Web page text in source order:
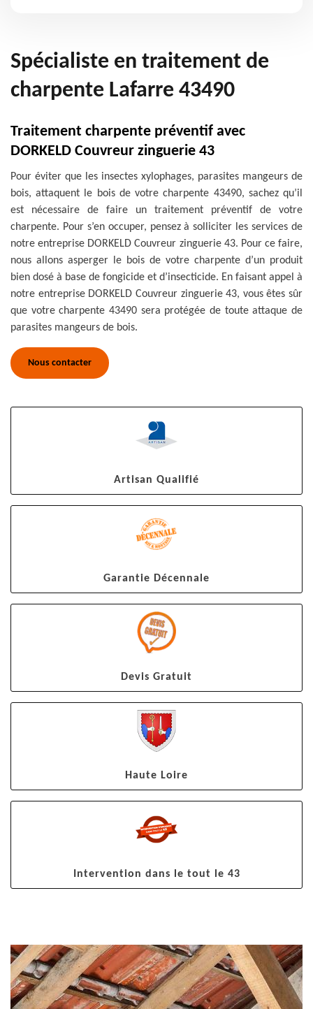
Spécialiste en traitement de
charpente Lafarre 43490
Traitement charpente préventif avec
DORKELD Couvreur zinguerie 43
Pour éviter que les insectes xylophages, parasites mangeurs de
bois, attaquent le bois de votre charpente 43490, sachez qu’il
est nécessaire de faire un traitement préventif de votre
charpente. Pour s’en occuper, pensez à solliciter les services de
notre entreprise DORKELD Couvreur zinguerie 43. Pour ce faire,
nous allons asperger le bois de votre charpente d’un produit
bien dosé à base de fongicide et d’insecticide. En faisant appel à
notre entreprise DORKELD Couvreur zinguerie 43, vous êtes sûr
que votre charpente 43490 sera protégée de toute attaque de
parasites mangeurs de bois.
Nous contacter
Artisan Qualifié
Garantie Décennale
Devis Gratuit
Haute Loire
Intervention dans le tout le 43